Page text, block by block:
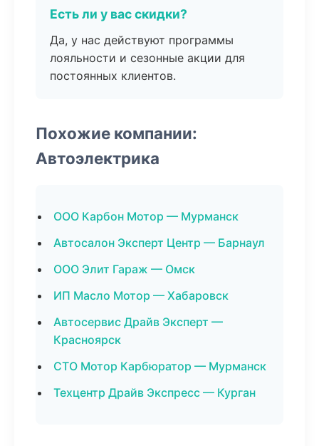
Есть ли у вас скидки?
Да, у нас действуют программы
лояльности и сезонные акции для
постоянных клиентов.
Похожие компании:
Автоэлектрика
ООО Карбон Мотор — Мурманск
Автосалон Эксперт Центр — Барнаул
ООО Элит Гараж — Омск
ИП Масло Мотор — Хабаровск
Автосервис Драйв Эксперт —
Красноярск
СТО Мотор Карбюратор — Мурманск
Техцентр Драйв Экспресс — Курган